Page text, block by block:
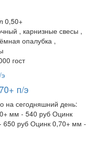
0,50+
, карнизные свесы ,
опалубка ,
гост
п/э
на сегодняшний день:
мм - 540 руб Оцинк
руб Оцинк 0,70+ мм -